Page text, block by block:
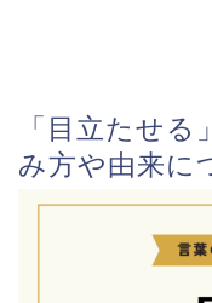
「目立たせ
み方や由来に